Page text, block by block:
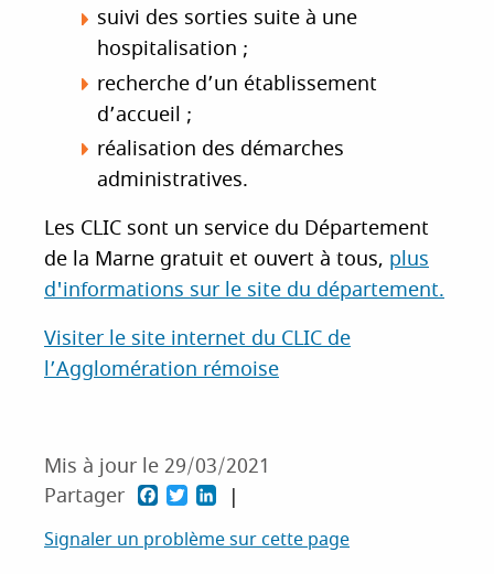
suivi des sorties suite à une
hospitalisation ;
recherche d’un établissement
d’accueil ;
réalisation des démarches
administratives.
Les CLIC sont un service du Département
de la Marne gratuit et ouvert à tous, plus
d'informations sur le site du département.
Visiter le site internet du CLIC de
l’Agglomération rémoise
Mis à jour le 29/03/2021
Partager
P
a
P
a
P
a
Signaler un problème sur cette page